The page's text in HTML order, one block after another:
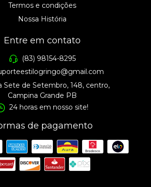
Termos e condições
Nossa História
Entre em contato
(83) 98154-8295
Sete de Setembro, 148, centro,
Campina Grande PB
24 horas em nosso site!
de pagamento